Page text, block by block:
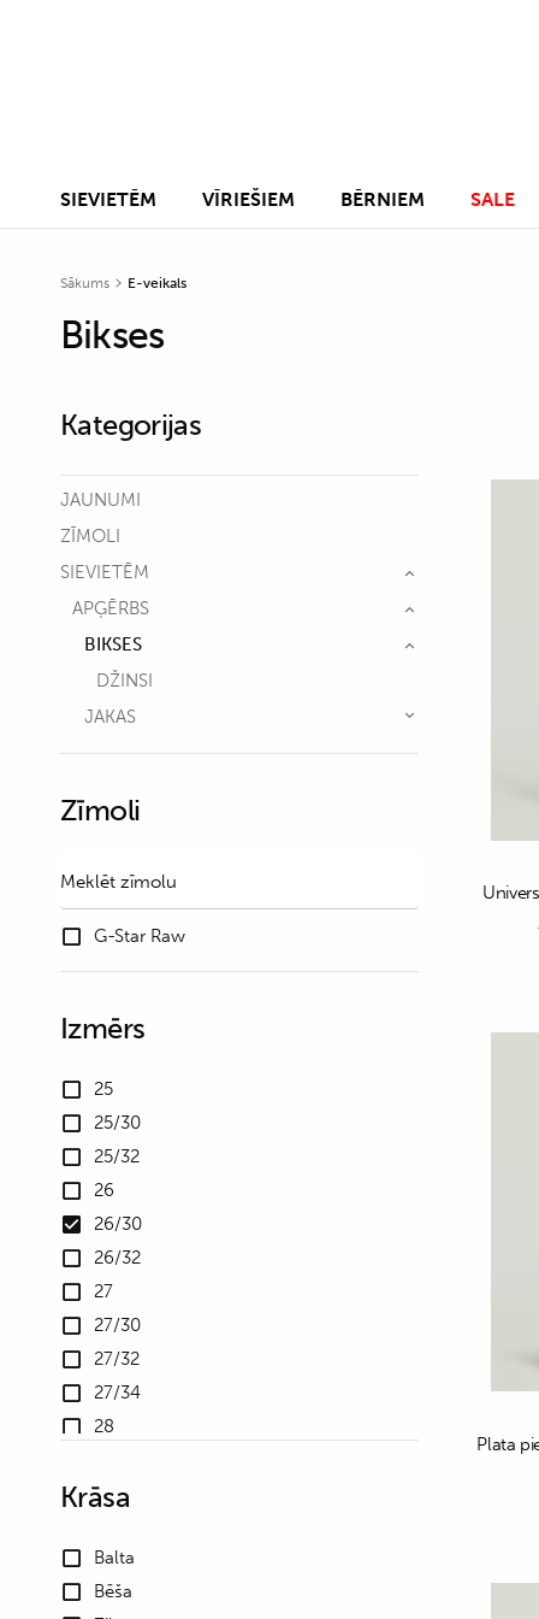
SIEVIETĒM VĪRIEŠIEM BĒRNIEM SALE
Sākums E-veikals
Bikses
Plata
Kategorijas
JAUNUMI
ZĪMOLI
SIEVIETĒM
APĢĒRBS
BIKSES
DŽINSI
JAKAS
Zīmoli
G-Star Raw
Izmērs
25
25/30
25/32
26
26/30
26/32
27
27/30
27/32
27/34
28
28/32
29
29/30
Krāsa
Balta
Bēša